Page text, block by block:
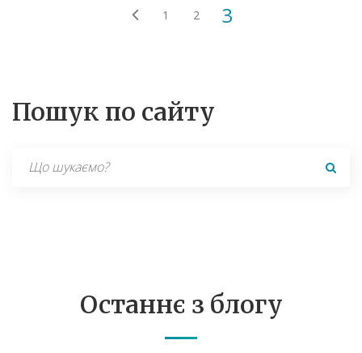
1 2 3
Пошук по сайту
Search
Останнє з блогу